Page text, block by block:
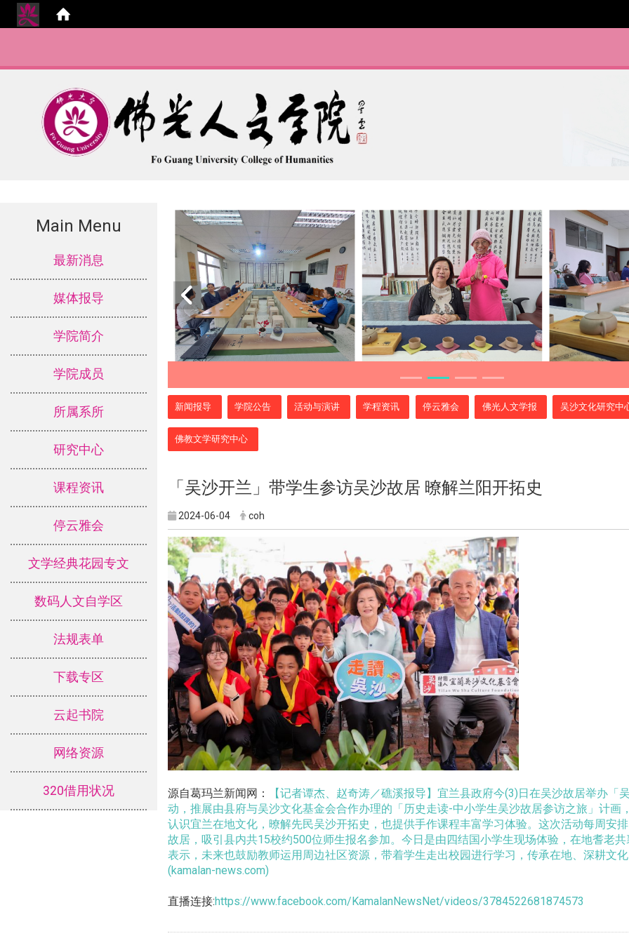
Main Menu
最新消息
媒体报导
学院简介
学院成员
所属系所
研究中心
课程资讯
停云雅会
文学经典花园专文
数码人文自学区
法规表单
下载专区
云起书院
网络资源
320借用状况
新闻报导 学院公告 活动与演讲 学程资讯 停云雅会 佛光人文学报 吴沙文化研究中
佛教文学研究中心
「吴沙开兰」带学生参访吴沙故居 暸解兰阳开拓史
2024-06-04 coh
源自葛玛兰新闻网：
【记者谭杰、赵奇涛／礁溪报导】宜兰县政府今(3)日在吴沙故居举办「
动，推展由县府与吴沙文化基金会合作办理的「历史走读-中小学生吴沙故居参访之旅」计画
认识宜兰在地文化，暸解先民吴沙开拓史，也提供手作课程丰富学习体验。这次活动每周安
故居，吸引县内共15校约500位师生报名参加。今日是由四结国小学生现场体验，在地耆老
表示，未来也鼓励教师运用周边社区资源，带着学生走出校园进行学习，传承在地、深耕文
(kamalan-news.com)
直播连接:https://www.facebook.com/KamalanNewsNet/videos/3784522681874573